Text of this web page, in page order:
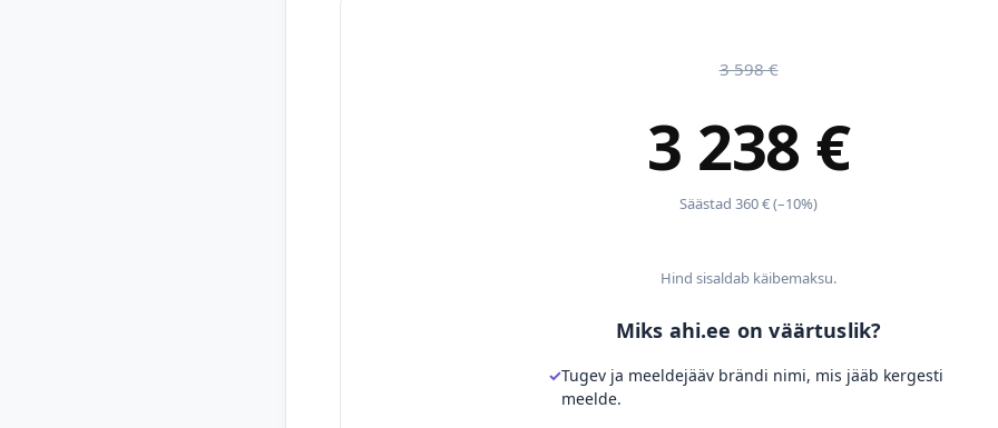
3 598 €
3 238 €
Säästad 360 € (–10%)
Hind sisaldab käibemaksu.
Miks ahi.ee on väärtuslik?
Tugev ja meeldejääv brändi nimi, mis jääb kergesti
meelde.